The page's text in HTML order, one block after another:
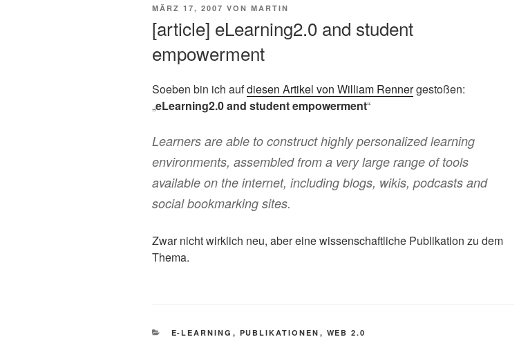
VERÖFFENTLICHT
MÄRZ 17, 2007 VON MARTIN
[article] eLearning2.0 and student
empowerment
Soeben bin ich aufdiesen Artikel von William Rennergestoßen:
„eLearning2.0 and student empowerment“
Learners are able to construct highly personalized learning
environments, assembled from a very large range of tools
available on the internet, including blogs, wikis, podcasts and
social bookmarking sites.
Zwar nicht wirklich neu, aber eine wissenschaftliche Publikation zu dem
Thema.
KATEGORIEN
E-LEARNING , PUBLIKATIONEN , WEB 2.0